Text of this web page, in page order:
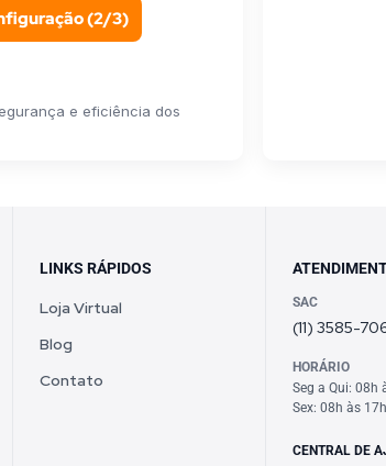
(2/3)
e eficiência dos
LINKS RÁPIDOS
Loja Virtual
Blog
Contato
SAC
(11) 3585-
HORÁRIO
Seg a Qui: 08h
Sex: 08h às
CENTRAL DE